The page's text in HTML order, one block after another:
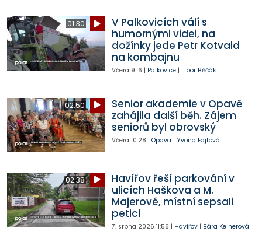
01:30
V Palkovicích válí s
humornými videi, na
dožínky jede Petr Kotvald
na kombajnu
Včera 9:16 | Palkovice| Libor Běčák
02:50
Senior akademie v Opavě
zahájila další běh. Zájem
seniorů byl obrovský
Včera 10:28 | Opava | Yvona Fajtová
02:38
Havířov řeší parkování v
ulicích Haškova a M.
Majerové, místní sepsali
petici
7. srpna 2026 11:56 | Havířov| Bára Kelnerová